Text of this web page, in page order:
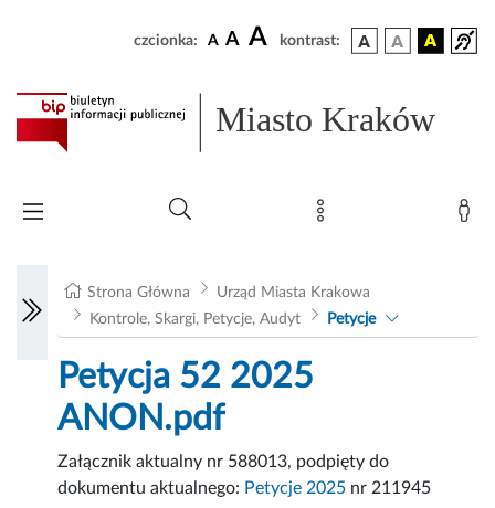
czcionka: A A A kontrast:
Miasto Kraków
Strona Główna
Urząd Miasta Krakowa
Kontrole, Skargi, Petycje, Audyt
Petycje
Petycja 52 2025
ANON.pdf
Załącznik aktualny nr 588013, podpięty do
dokumentu aktualnego: Petycje 2025 nr 211945